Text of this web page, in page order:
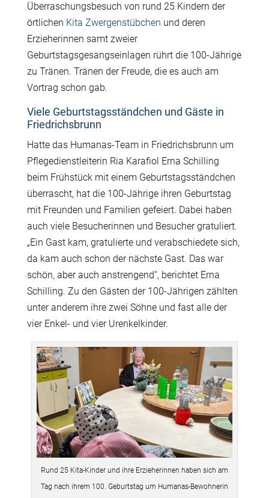
Überraschungsbesuch von rund 25 Kindern der
örtlichen Kita Zwergenstübchen und deren
Erzieherinnen samt zweier
Geburtstagsgesangseinlagen rührt die 100-Jährige
zu Tränen. Tränen der Freude, die es auch am
Vortrag schon gab.
Viele Geburtstagsständchen und Gäste in
Friedrichsbrunn
Hatte das Humanas-Team in Friedrichsbrunn um
Pflegedienstleiterin Ria Karafiol Erna Schilling
beim Frühstück mit einem Geburtstagsständchen
überrascht, hat die 100-Jährige ihren Geburtstag
mit Freunden und Familien gefeiert. Dabei haben
auch viele Besucherinnen und Besucher gratuliert.
„Ein Gast kam, gratulierte und verabschiedete sich,
da kam auch schon der nächste Gast. Das war
schön, aber auch anstrengend“, berichtet Erna
Schilling. Zu den Gästen der 100-Jährigen zählten
unter anderem ihre zwei Söhne und fast alle der
vier Enkel- und vier Urenkelkinder.
Rund 25 Kita-Kinder und ihre Erzieherinnen haben sich am
Tag nach ihrem 100. Geburtstag um Humanas-Bewohnerin